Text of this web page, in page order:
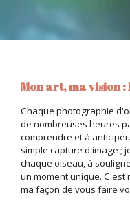
Mon art, ma vision
Chaque photographie
de nombreuses heures
comprendre et à
simple capture d'image ;
chaque oiseau, à
un moment unique. C'est
ma façon de vous faire